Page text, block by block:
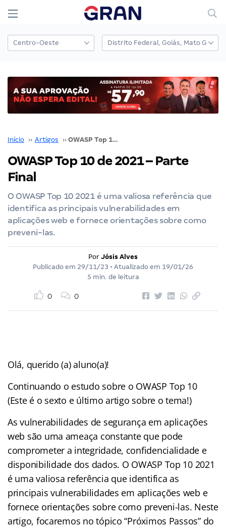
Início ›› Artigos ›› OWASP Top 10 de 2021 – Parte Final
OWASP Top 10 de 2021 – Parte
Final
O OWASP Top 10 2021 é uma valiosa referência que
identifica as principais vulnerabilidades em
aplicações web e fornece orientações sobre como
preveni-las.
Por Jósis Alves
Publicado em 29/11/23 • Atualizado em 19/01/26
5 min. de leitura
0 0
Olá, querido (a) aluno(a)!
Continuando o estudo sobre o OWASP Top 10
(Este é o sexto e último artigo sobre o tema!)
As vulnerabilidades de segurança em aplicações
web são uma ameaça constante que pode
comprometer a integridade, confidencialidade e
disponibilidade dos dados. O OWASP Top 10 2021
é uma valiosa referência que identifica as
principais vulnerabilidades em aplicações web e
fornece orientações sobre como preveni-las. Neste
artigo, focaremos no tópico “Próximos Passos” do